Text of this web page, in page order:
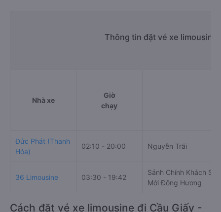
Thông tin đặt vé xe limousine
Nhà xe
Giờ
chạy
Đức Phát (Thanh
Hóa)
02:10 - 20:00 Nguyễn Trãi
36 Limousine 03:30 - 19:42
Sảnh Chính Khách
Mới Đông Hương
Cách đặt vé xe limousine đi Cầu Giấy -